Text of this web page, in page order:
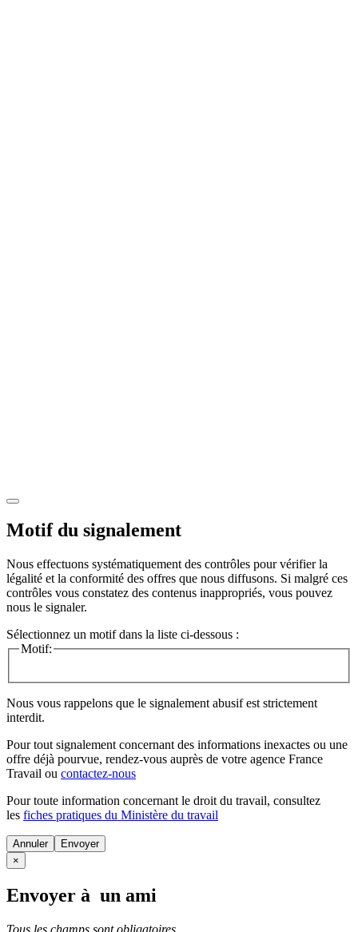
Motif du signalement
Nous effectuons systématiquement des contrôles pour vérifier la
légalité et la conformité des offres que nous diffusons. Si malgré ces
contrôles vous constatez des contenus inappropriés, vous pouvez
nous le signaler.
Sélectionnez un motif dans la liste ci-dessous :
Motif:
Nous vous rappelons que le signalement abusif est strictement
interdit.
Pour tout signalement concernant des informations inexactes ou une
offre déjà pourvue, rendez-vous auprès de votre agence France
Travail ou contactez-nous
Pour toute information concernant le droit du travail, consultez
les fiches pratiques du Ministère du travail
Annuler
×
Envoyer à un ami
Tous les champs sont obligatoires